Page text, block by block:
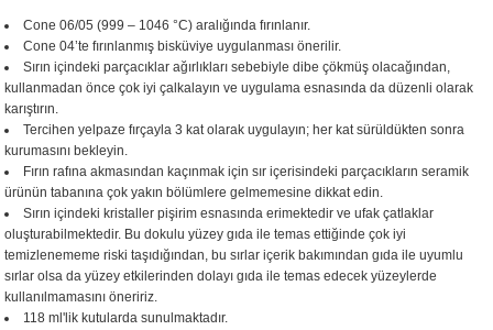
Stoneware Flux
1305 °C
- 1222 °C
- 1046 °C
°C
1046 °C
Cone 06/05 (999 – 1046 °C) aralığında fırınlanır.
Cone 04’te fırınlanmış bisküviye uygulanması önerilir.
Sırın içindeki parçacıklar ağırlıkları sebebiyle dibe çökmüş olacağından,
kullanmadan önce çok iyi çalkalayın ve uygulama esnasında da düzenli olarak
karıştırın.
Tercihen yelpaze fırçayla 3 kat olarak uygulayın; her kat sürüldükten sonra
kurumasını bekleyin.
Fırın rafına akmasından kaçınmak için sır içerisindeki parçacıkların seramik
ürünün tabanına çok yakın bölümlere gelmemesine dikkat edin.
Sırın içindeki kristaller pişirim esnasında erimektedir ve ufak çatlaklar
oluşturabilmektedir. Bu dokulu yüzey gıda ile temas ettiğinde çok iyi
temizlenememe riski taşıdığından, bu sırlar içerik bakımından gıda ile uyumlu
sırlar olsa da yüzey etkilerinden dolayı gıda ile temas edecek yüzeylerde
kullanılmamasını öneririz.
118 ml'lik kutularda sunulmaktadır.